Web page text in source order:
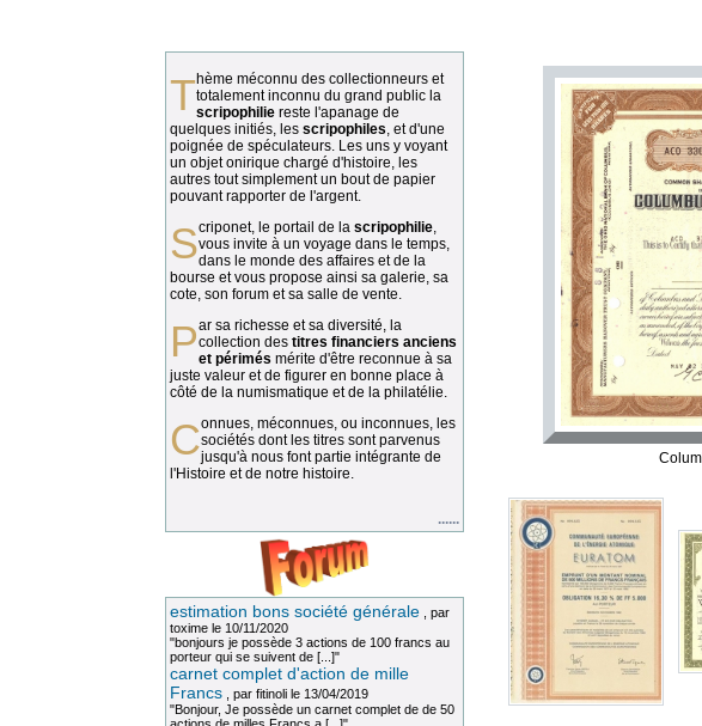
Thème méconnu des collectionneurs ettotalement inconnu du grand public la
scripophilie reste l'apanage de
quelques initiés, les scripophiles, et d'une
poignée de spéculateurs. Les uns y voyant
un objet onirique chargé d'histoire, les
autres tout simplement un bout de papier
pouvant rapporter de l'argent.
Scriponet, le portail de la scripophilie,
vous invite à un voyage dans le temps,
dans le monde des affaires et de la
bourse et vous propose ainsi sa galerie, sa
cote, son forum et sa salle de vente.
Par sa richesse et sa diversité, lacollection des titres financiers anciens
et périmés mérite d'être reconnue à sa
juste valeur et de figurer en bonne place à
côté de la numismatique et de la philatélie.
Connues, méconnues, ou inconnues, lessociétés dont les titres sont parvenus
jusqu'à nous font partie intégrante de
l'Histoire et de notre histoire.
......
estimation bons société générale , par
toxime le 10/11/2020
"bonjours je possède 3 actions de 100 francs au
porteur qui se suivent de [...]"
carnet complet d'action de mille
Francs , par fitinoli le 13/04/2019
"Bonjour, Je possède un carnet complet de de 50